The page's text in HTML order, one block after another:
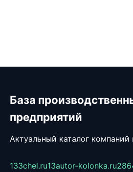
База
предприятий
Актуальный каталог
133chel.ru13autor-kolonka.ru